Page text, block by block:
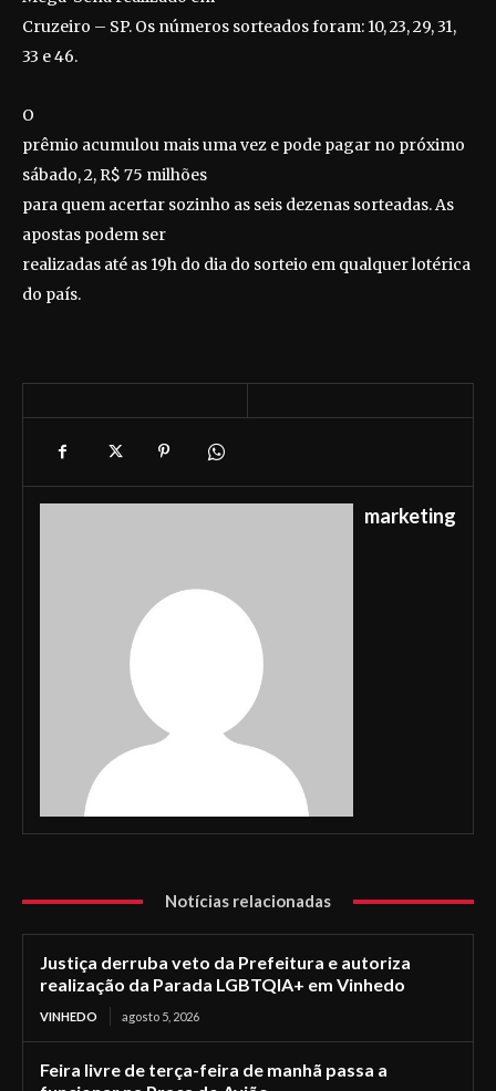
Cruzeiro – SP. Os números sorteados foram: 10, 23, 29, 31,
33 e 46.
O
prêmio acumulou mais uma vez e pode pagar no próximo
sábado, 2, R$ 75 milhões
para quem acertar sozinho as seis dezenas sorteadas. As
apostas podem ser
realizadas até as 19h do dia do sorteio em qualquer lotérica
do país.
marketing
Notícias relacionadas
Justiça derruba veto da Prefeitura e autoriza
realização da Parada LGBTQIA+ em Vinhedo
VINHEDO agosto 5, 2026
Feira livre de terça-feira de manhã passa a